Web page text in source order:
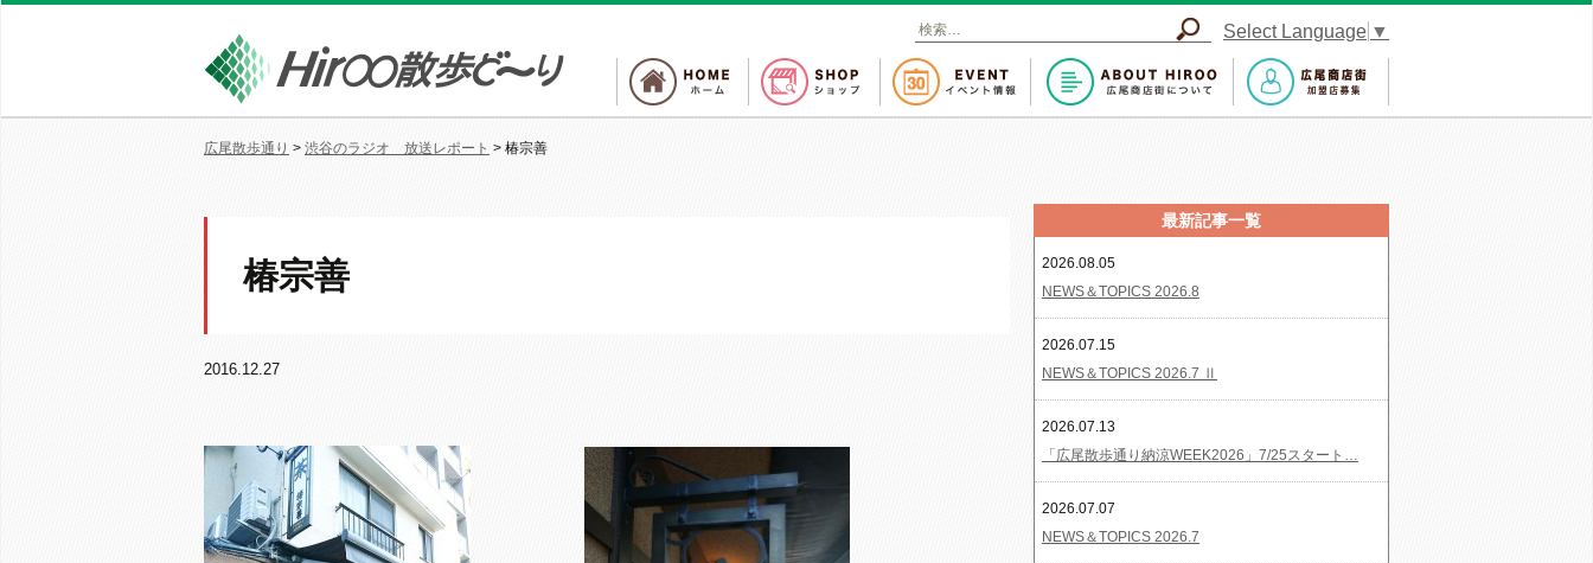
検
:
Select Language ▼
広尾散歩通り > 渋谷のラジオ 放送レポート > 椿宗善
椿宗善
2016.12.27
最新記事一覧
2026.08.05
NEWS＆TOPICS 2026.8
2026.07.15
NEWS＆TOPICS 2026.7 Ⅱ
2026.07.13
「広尾散歩通り納涼WEEK2026」7/25スタート…
2026.07.07
NEWS＆TOPICS 2026.7